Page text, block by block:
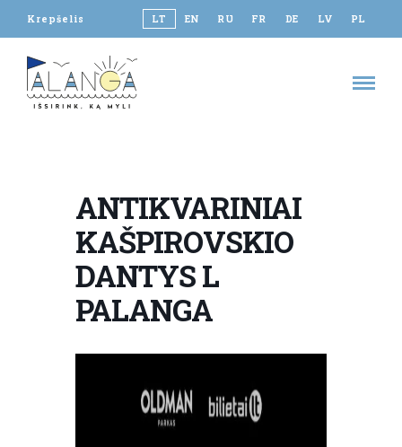
Krepšelis LT EN RU FR DE LV PL
ANTIKVARINIAI
KAŠPIROVSKIO
DANTYS L
PALANGA